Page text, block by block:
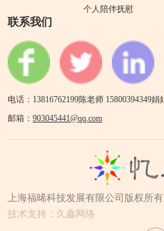
个人陪伴抚慰
联系我们
电话：13816762199陈老师 15800394349娟
邮箱：903045441@qq.com
上海福晞科技发展有限公司版权所有
技术支持：久鑫网络